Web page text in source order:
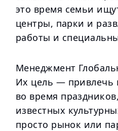
это время семьи
центры, парки и
работы и
Менеджмент
Их цель — привлечь
во время
известных
просто рынок или